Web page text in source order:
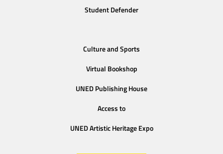
Student Defender
Culture and Sports
Virtual Bookshop
UNED Publishing House
Access to
UNED Artistic Heritage Expo